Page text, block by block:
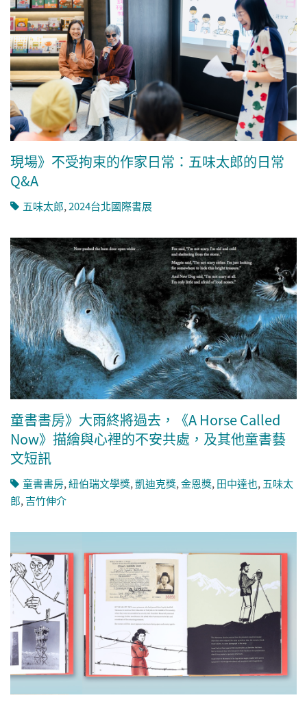
現場》不受拘束的作家日常：五味太郎的日常
Q&A
五味太郎,2024台北國際書展
童書書房》大雨終將過去，《A Horse Called
Now》描繪與心裡的不安共處，及其他童書藝
文短訊
童書書房,紐伯瑞文學獎,凱迪克獎,金恩獎,田中達也,五味太
郎,吉竹伸介